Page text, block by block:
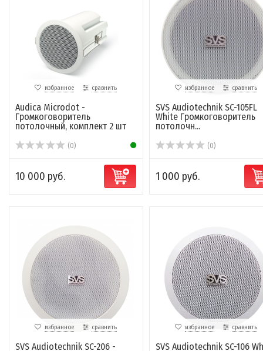
избранное сравнить
Audica Microdot -
Громкоговоритель
потолочный, комплект 2 шт
(0)
10 000 руб.
избранное сравнить
SVS Audiotechnik SC-105FL
White Громкоговоритель
потолочн...
(0)
1 000 руб.
избранное сравнить
SVS Audiotechnik SC-206 -
избранное сравнить
SVS Audiotechnik SC-106